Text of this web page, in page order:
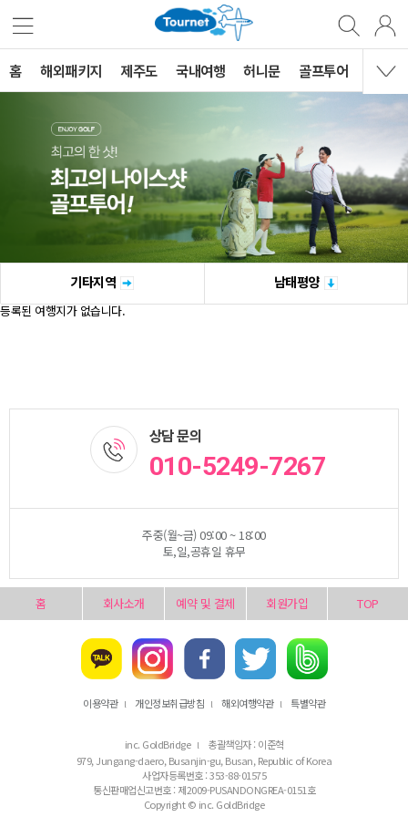
홈 해외패키지 제주도 국내여행 허니문 골프투어 MVG
기타지역 남태평양
등록된 여행지가 없습니다.
상담 문의
010-5249-7267
주중(월~금) 09:00 ~ 18:00
토,일,공휴일 휴무
홈 회사소개 예약 및 결제 회원가입 TOP
이용약관 l 개인정보취급방침 l 해외여행약관 l 특별약관
inc. GoldBridge l
총괄책임자 : 이준혁
979, Jungang-daero, Busanjin-gu, Busan, Republic of Korea
사업자등록번호 : 353-88-01575
통신판매업신고번호 : 제2009-PUSANDONGREA-0151호
Copyright © inc. GoldBridge